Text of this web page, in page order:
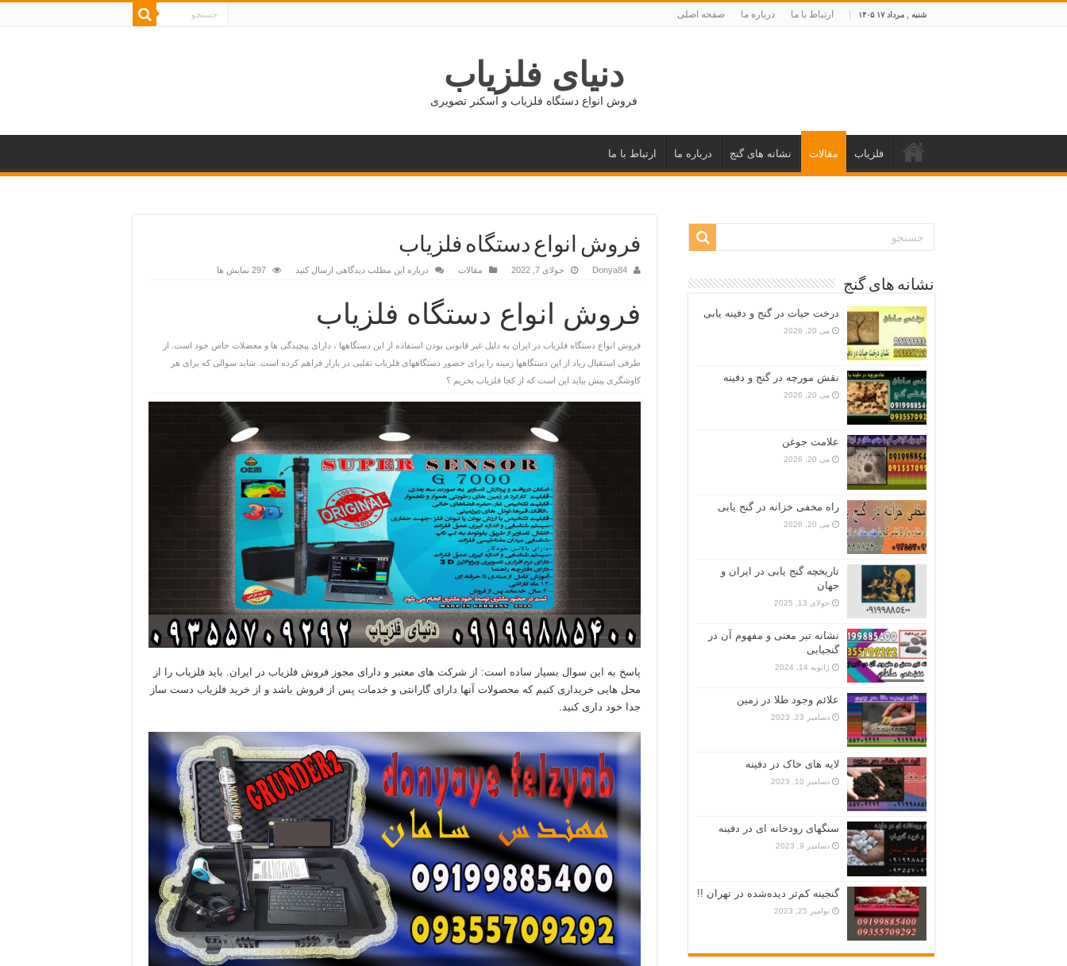
شنبه , مرداد ۱۷ ۱۴۰۵ ارتباط با ما درباره ما صفحه اصلی
دنیای فلزیاب
فروش انواع دستگاه فلزیاب و اسکنر تصویری
فلزیاب مقالات نشانه های گنج درباره ما ارتباط با ما
فروش انواع دستگاه فلزیاب
Donya84 جولای 7, 2022 مقالات درباره این مطلب دیدگاهی ارسال کنید 297 نمایش ها
فروش انواع دستگاه فلزیاب
فروش انواع دستگاه فلزیاب در ایران به دلیل غیر قانونی بودن استفاده از این دستگاهها ، دارای پیچیدگی ها و معضلات خاص خود است. از
طرفی استقبال زیاد از این دستگاهها زمینه را برای حضور دستگاههای فلزیاب تقلبی در بازار فراهم کرده است. شاید سوالی که برای هر
کاوشگری پیش بیاید این است که از کجا فلزیاب بخریم ؟
پاسخ به این سوال بسیار ساده است: از شرکت های معتبر و دارای مجوز فروش فلزیاب در ایران. باید فلزیاب را از
محل هایی خریداری کنیم که محصولات آنها دارای گارانتی و خدمات پس از فروش باشد و از خرید فلزیاب دست ساز
جدا خود داری کنید.
نشانه های گنج
درخت حیات در گنج و دفینه یابی
می 20, 2026
نقش مورچه در گنج و دفینه
می 20, 2026
علامت جوغن
می 20, 2026
راه مخفی خزانه در گنج یابی
می 20, 2026
تاریخچه گنج‌ یابی در ایران و
جهان
جولای 13, 2025
نشانه تبر معنی و مفهوم آن در
گنجیابی
ژانویه 14, 2024
علائم وجود طلا در زمین
دسامبر 23, 2023
لایه های خاک در دفینه
دسامبر 10, 2023
سنگهای رودخانه ای در دفینه
دسامبر 9, 2023
گنجینه کم‌تر دیده‌شده در تهران !!
نوامبر 25, 2023